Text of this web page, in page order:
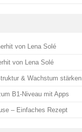
von Lena Solé
von Lena Solé
& Wachstum stärken
B1-Niveau mit Apps
– Einfaches Rezept